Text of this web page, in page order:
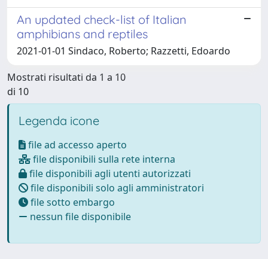
An updated check-list of Italian
amphibians and reptiles
2021-01-01 Sindaco, Roberto; Razzetti, Edoardo
Mostrati risultati da 1 a 10
di 10
Legenda icone
file ad accesso aperto
file disponibili sulla rete interna
file disponibili agli utenti autorizzati
file disponibili solo agli amministratori
file sotto embargo
nessun file disponibile